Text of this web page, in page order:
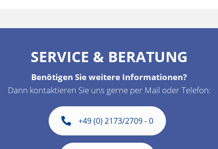
SERVICE & BERATUNG
Benötigen Sie weitere Informationen?
Dann kontaktieren Sie uns gerne per Mail oder Telefon:
+49 (0) 2173/2709 - 0